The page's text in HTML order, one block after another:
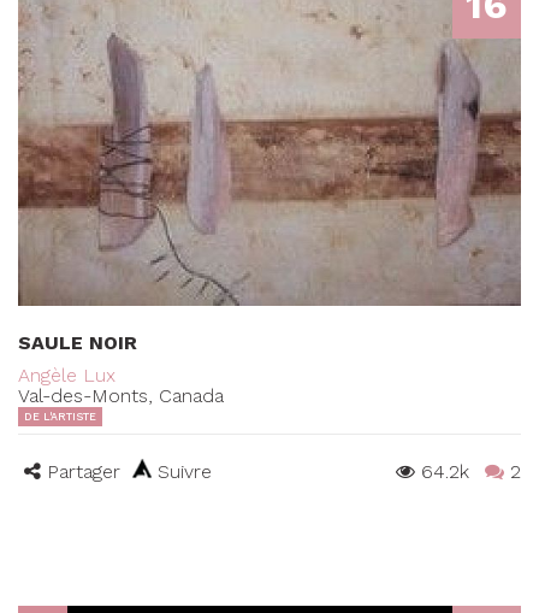
SAULE NOIR
Angèle Lux
Val-des-Monts, Canada
DE L'ARTISTE
Partager Suivre 64.2k 2